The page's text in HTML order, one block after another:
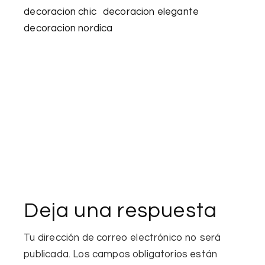
decoracion chic
decoracion elegante
decoracion nordica
Deja una respuesta
Tu dirección de correo electrónico no será
publicada. Los campos obligatorios están